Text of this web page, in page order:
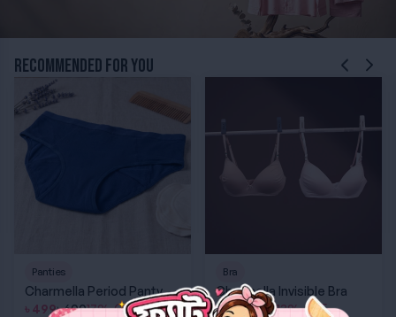
RECOMMENDED FOR YOU
Panties
Charmella Period Panty
৳ 499৳60017% OFF
Charmella Period Panty
Bra
Charmella Invisible Bra
৳699৳80013% OFF